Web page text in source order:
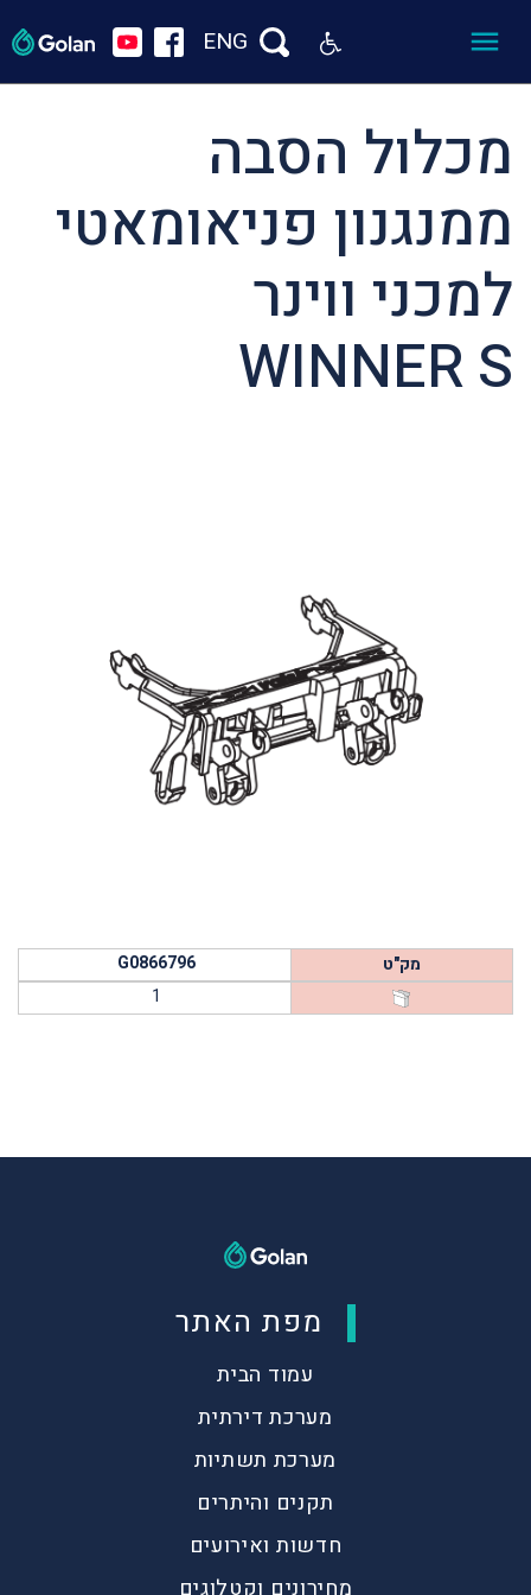
ENG
מכלול הסבה
ממנגנון פניאומאטי
למכני ווינר
WINNER S
מק"ט
G0866796
1
מפת האתר
עמוד הבית
מערכת דירתית
מערכת תשתיות
תקנים והיתרים
חדשות ואירועים
מחירונים וקטלוגים